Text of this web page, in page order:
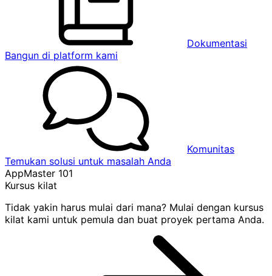
Dokumentasi
Bangun di platform kami
Komunitas
Temukan solusi untuk masalah Anda
AppMaster 101
Kursus kilat
Tidak yakin harus mulai dari mana? Mulai dengan kursus
kilat kami untuk pemula dan buat proyek pertama Anda.